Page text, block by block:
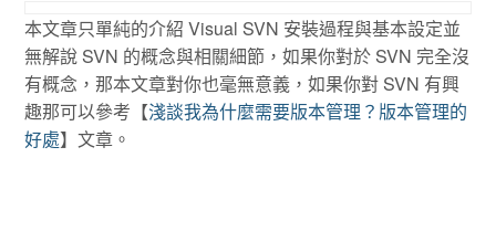
本文章只單純的介紹 Visual SVN 安裝過程與基本設定並
無解說 SVN 的概念與相關細節，如果你對於 SVN 完全沒
有概念，那本文章對你也毫無意義，如果你對 SVN 有興
趣那可以參考【淺談我為什麼需要版本管理？版本管理的
好處】文章。